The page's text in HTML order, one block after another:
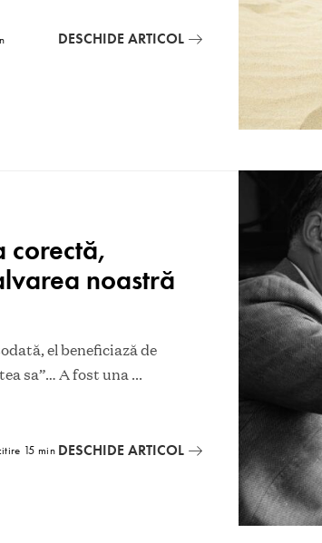
DESCHIDE ARTICOL
corectă,
noastră
el beneficiază de
sa”… A fost una ...
15 min DESCHIDE ARTICOL